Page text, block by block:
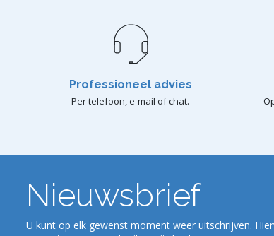
Professioneel advies
Per telefoon, e-mail of chat.
Nieuwsbrief
U kunt op elk gewenst moment weer uitschrijven.